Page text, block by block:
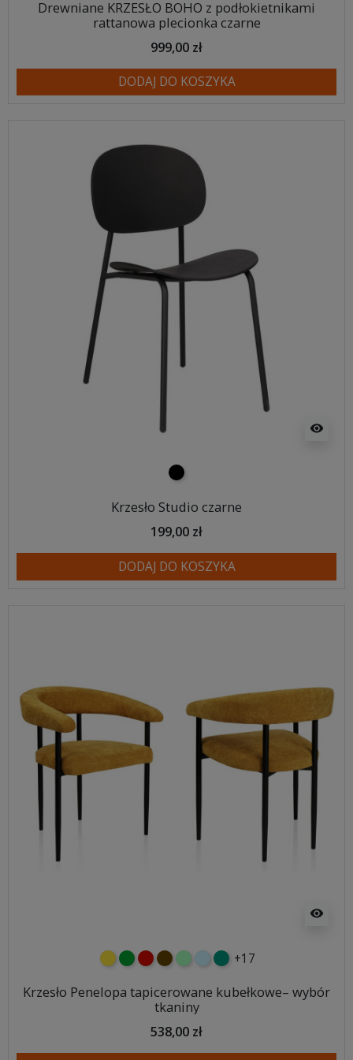
Drewniane KRZESŁO BOHO z podłokietnikami
rattanowa plecionka czarne
999,00 zł
DODAJ DO KOSZYKA
visibility
czarny
Krzesło Studio czarne
199,00 zł
DODAJ DO KOSZYKA
visibility
żółtyzielonyczerwony
czekoladowy
miętowybłękitny
turkusowy
+17
Krzesło Penelopa tapicerowane kubełkowe– wybór
tkaniny
538,00 zł